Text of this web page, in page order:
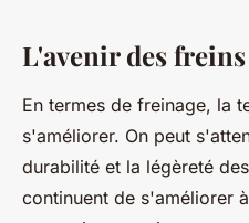
L'avenir des
En termes de freinage, la
s'améliorer. On peut
durabilité et la légèreté
continuent de s'améliorer